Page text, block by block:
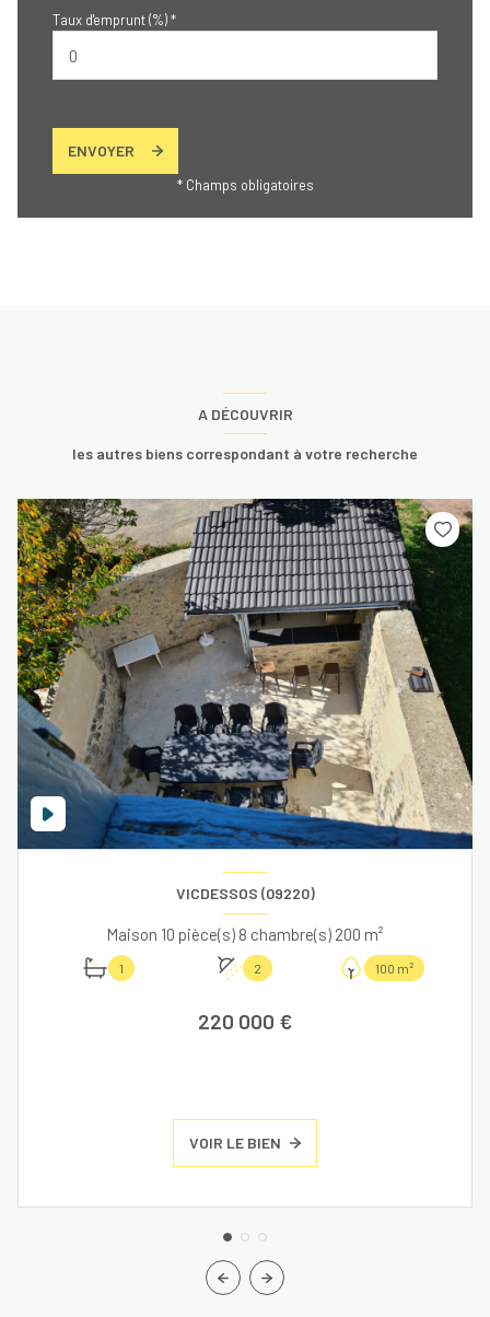
Taux d'emprunt (%) *
ENVOYER
* Champs obligatoires
A DÉCOUVRIR
les autres biens correspondant à votre recherche
VICDESSOS (09220)
Maison 10 pièce(s) 8 chambre(s) 200 m²
1 2 100 m²
220 000 €
VOIR LE BIEN